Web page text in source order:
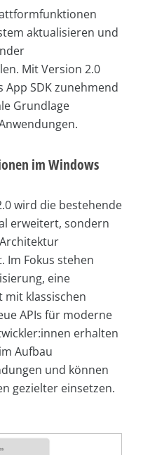
aktualisieren und
Mit Version 2.0
SDK zunehmend
Grundlage
im Windows
wird die bestehende
erweitert, sondern
Im Fokus stehen
eine
klassischen
APIs für moderne
erhalten
Aufbau
und können
gezielter einsetzen.